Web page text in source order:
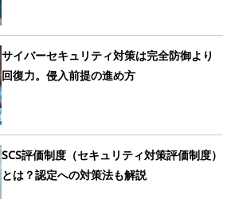
サイバーセキュリティ対策は完全防御より
回復力。侵入前提の進め方
SCS評価制度（セキュリティ対策評価制度）
とは？認定への対策法も解説